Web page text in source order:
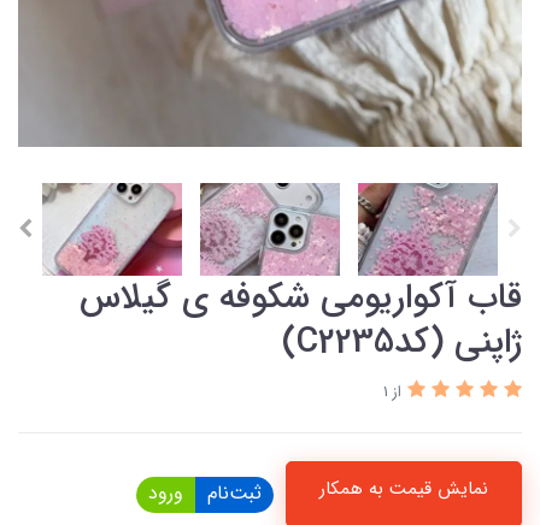
قاب آکواریومی شکوفه ی گیلاس
ژاپنی (کدC2235)
از 1
نمایش قیمت به همکار ثبت‌نام ورود